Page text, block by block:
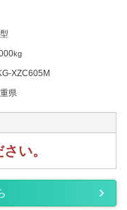
kg
XZC605M
県
い。